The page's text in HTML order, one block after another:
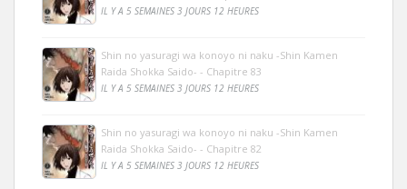
IL Y A 5 SEMAINES 3 JOURS 12 HEURES
Shin no yasuragi wa konoyo ni naku -Shin Kamen
Raida Shokka Saido- - Chapitre 83
IL Y A 5 SEMAINES 3 JOURS 12 HEURES
Shin no yasuragi wa konoyo ni naku -Shin Kamen
Raida Shokka Saido- - Chapitre 82
IL Y A 5 SEMAINES 3 JOURS 12 HEURES